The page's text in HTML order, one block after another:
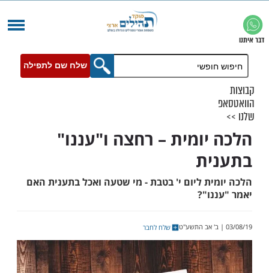
שלח שם לתפילה
– רחצה ו"עננו"
ליום י' בטבת - מי שטעה ואכל בתענית האם